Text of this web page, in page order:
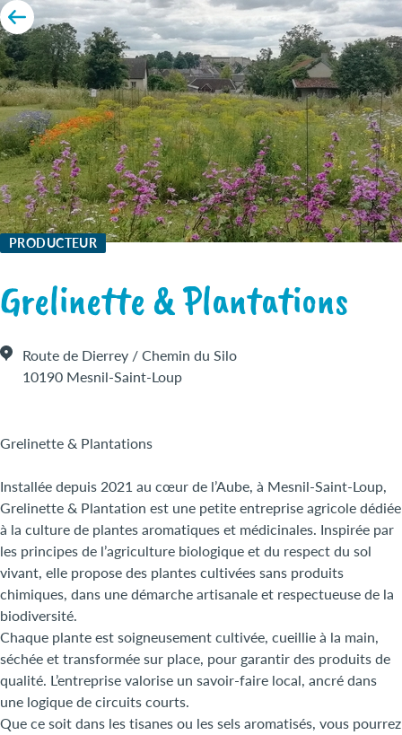
PRODUCTEUR
Grelinette & Plantations
Route de Dierrey / Chemin du Silo
10190 Mesnil-Saint-Loup
Grelinette & Plantations
Installée depuis 2021 au cœur de l’Aube, à Mesnil-Saint-Loup,
Grelinette & Plantation est une petite entreprise agricole dédiée
à la culture de plantes aromatiques et médicinales. Inspirée par
les principes de l’agriculture biologique et du respect du sol
vivant, elle propose des plantes cultivées sans produits
chimiques, dans une démarche artisanale et respectueuse de la
biodiversité.
Chaque plante est soigneusement cultivée, cueillie à la main,
séchée et transformée sur place, pour garantir des produits de
qualité. L’entreprise valorise un savoir-faire local, ancré dans
une logique de circuits courts.
Que ce soit dans les tisanes ou les sels aromatisés, vous pourrez